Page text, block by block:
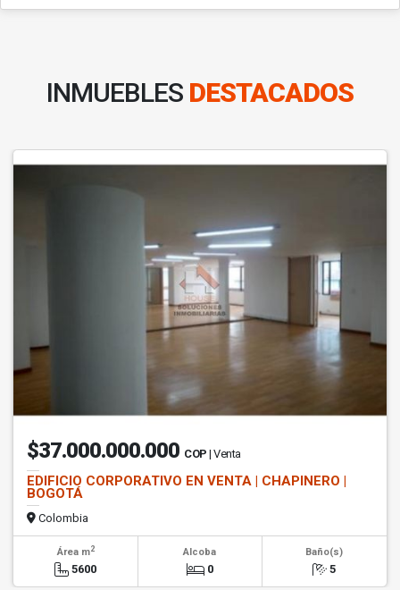
INMUEBLES DESTACADOS
$37.000.000.000 COP | Venta
EDIFICIO CORPORATIVO EN VENTA | CHAPINERO |
BOGOTÁ
Colombia
Área m2
5600
Alcoba
0
Baño(s)
5